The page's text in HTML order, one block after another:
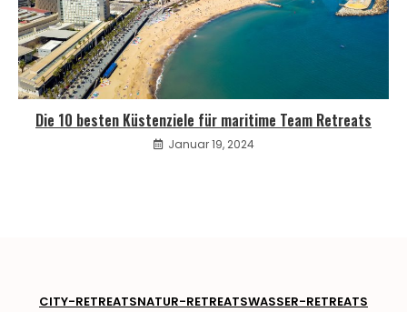
Die 10 besten Küstenziele für maritime Team Retreats
Januar 19, 2024
CITY-RETREATSNATUR-RETREATSWASSER-RETREATS